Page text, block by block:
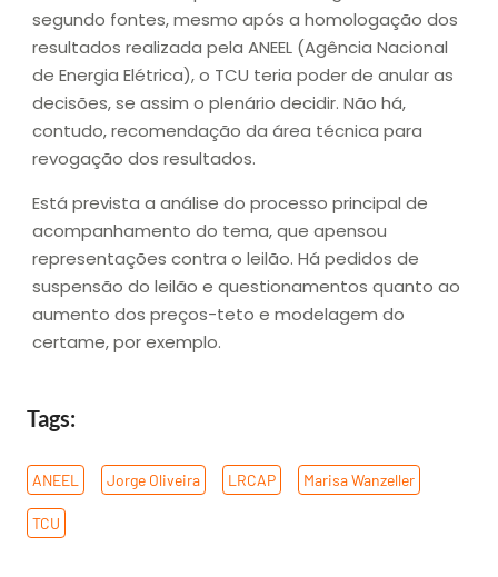
segundo fontes, mesmo após a homologação dos
resultados realizada pela ANEEL (Agência Nacional
de Energia Elétrica), o TCU teria poder de anular as
decisões, se assim o plenário decidir. Não há,
contudo, recomendação da área técnica para
revogação dos resultados.
Está prevista a análise do processo principal de
acompanhamento do tema, que apensou
representações contra o leilão. Há pedidos de
suspensão do leilão e questionamentos quanto ao
aumento dos preços-teto e modelagem do
certame, por exemplo.
Tags:
ANEEL Jorge Oliveira LRCAP Marisa Wanzeller
TCU